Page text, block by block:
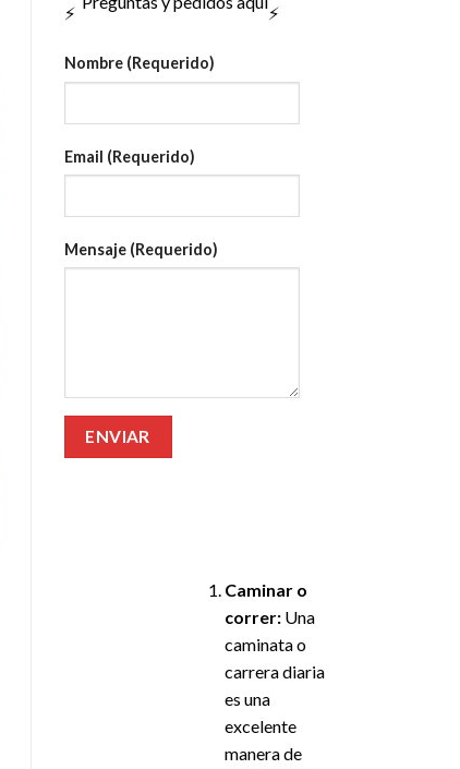
Caminar o
correr:Una
caminata o
carrera diaria
es una
excelente
manera de
Nombre (Requerido)
Email (Requerido)
Mensaje (Requerido)